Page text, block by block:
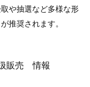
や抽選など多様な形
推奨されます。
販売 情報